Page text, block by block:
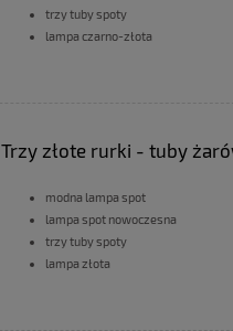
trzy tuby spoty
lampa czarno-złota
Trzy złote rurki - tuby
modna lampa spot
lampa spot nowoczesna
trzy tuby spoty
lampa złota